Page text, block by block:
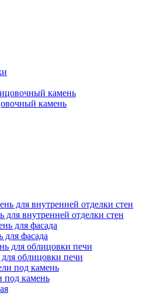
камень
для внутренней отделки стен
фасада
облицовки печи
под камень